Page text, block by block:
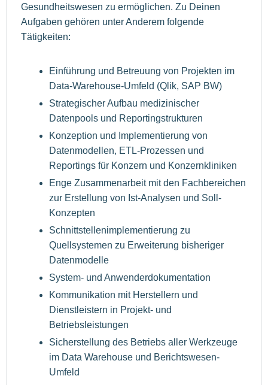
Gesundheitswesen zu ermöglichen. Zu Deinen
Aufgaben gehören unter Anderem folgende
Tätigkeiten:
Einführung und Betreuung von Projekten im
Data-Warehouse-Umfeld (Qlik, SAP BW)
Strategischer Aufbau medizinischer
Datenpools und Reportingstrukturen
Konzeption und Implementierung von
Datenmodellen, ETL-Prozessen und
Reportings für Konzern und Konzernkliniken
Enge Zusammenarbeit mit den Fachbereichen
zur Erstellung von Ist-Analysen und Soll-
Konzepten
Schnittstellenimplementierung zu
Quellsystemen zu Erweiterung bisheriger
Datenmodelle
System- und Anwenderdokumentation
Kommunikation mit Herstellern und
Dienstleistern in Projekt- und
Betriebsleistungen
Sicherstellung des Betriebs aller Werkzeuge
im Data Warehouse und Berichtswesen-
Umfeld